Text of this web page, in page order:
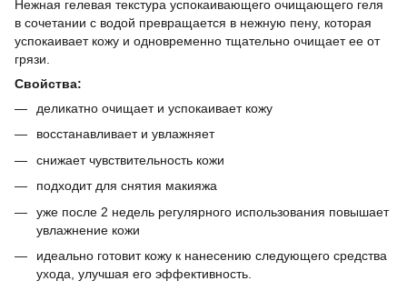
Нежная гелевая текстура успокаивающего очищающего геля
в сочетании с водой превращается в нежную пену, которая
успокаивает кожу и одновременно тщательно очищает ее от
грязи.
Свойства:
деликатно очищает и успокаивает кожу
восстанавливает и увлажняет
снижает чувствительность кожи
подходит для снятия макияжа
уже после 2 недель регулярного использования повышает
увлажнение кожи
идеально готовит кожу к нанесению следующего средства
ухода, улучшая его эффективность.